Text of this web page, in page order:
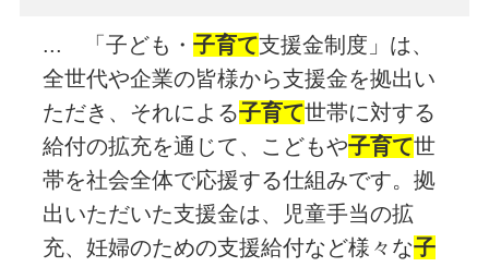
... 「子ども・ 子育て支援金制度」は、
全世代や企業の皆様から支援金を拠出い
ただき、それによる子育て世帯に対する
給付の拡充を通じて、こどもや子育て世
帯を社会全体で応援する仕組みです。拠
出いただいた支援金は、児童手当の拡
充、妊婦のための支援給付など様々な子